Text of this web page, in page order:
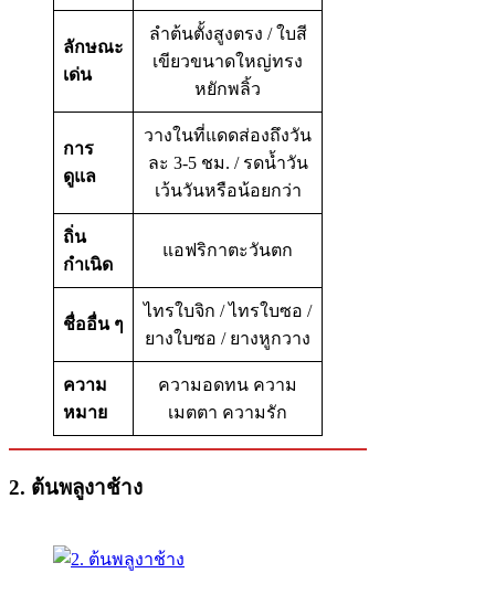
ลักษณะ
เด่น
ลำต้นตั้งสูงตรง / ใบสี
เขียวขนาดใหญ่ทรง
หยักพลิ้ว
การ
ดูแล
วางในที่แดดส่องถึงวัน
ละ 3-5 ชม. / รดน้ำวัน
เว้นวันหรือน้อยกว่า
ถิ่น
กำเนิด
แอฟริกาตะวันตก
ชื่ออื่น ๆ
ไทรใบจิก / ไทรใบซอ /
ยางใบซอ / ยางหูกวาง
ความ
หมาย
ความอดทน ความ
เมตตา ความรัก
2. ต้นพลูงาช้าง